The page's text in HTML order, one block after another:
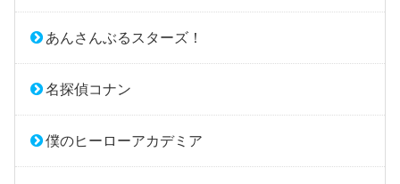
あんさんぶるスターズ！
名探偵コナン
僕のヒーローアカデミア